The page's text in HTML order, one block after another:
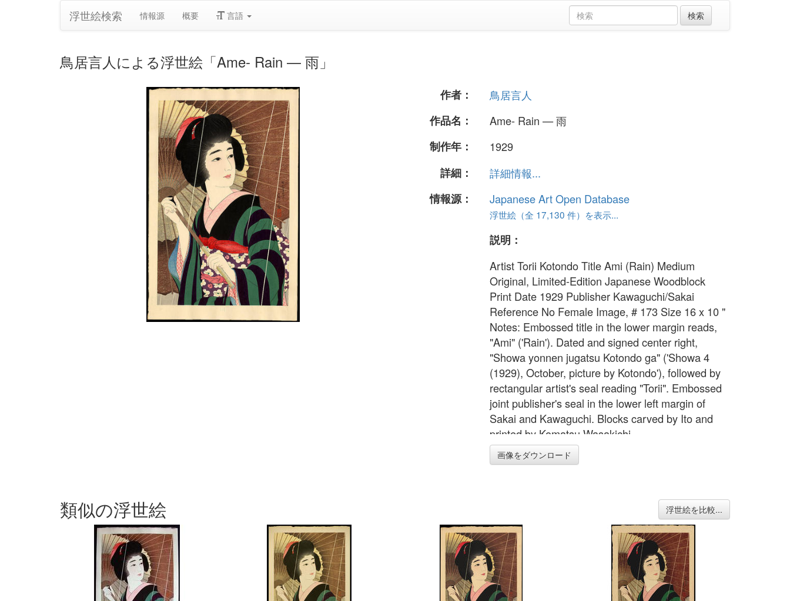
浮世絵検索 情報源 概要 言語
鳥居言人による浮世絵「Ame- Rain — 雨」
作者：
鳥居言人
作品名：
Ame- Rain — 雨
制作年：
1929
詳細：
詳細情報...
情報源：
Japanese Art Open Database
浮世絵（全 17,130 件）を表示...
説明：
Artist Torii Kotondo Title Ami (Rain) Medium
Original, Limited-Edition Japanese Woodblock
Print Date 1929 Publisher Kawaguchi/Sakai
Reference No Female Image, # 173 Size 16 x 10 "
Notes: Embossed title in the lower margin reads,
"Ami" ('Rain'). Dated and signed center right,
"Showa yonnen jugatsu Kotondo ga" ('Showa 4
(1929), October, picture by Kotondo'), followed by
rectangular artist's seal reading "Torii". Embossed
joint publisher's seal in the lower left margin of
Sakai and Kawaguchi. Blocks carved by Ito and
printed by Komatsu Wasakichi.
画像をダウンロード
類似の浮世絵 浮世絵を比較...